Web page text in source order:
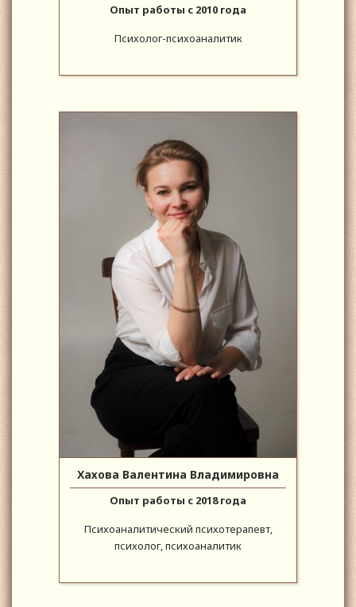
Опыт работы с 2010 года
Психолог-психоаналитик
Хахова Валентина Владимировна
Опыт работы с 2018 года
Психоаналитический психотерапевт,
психолог, психоаналитик